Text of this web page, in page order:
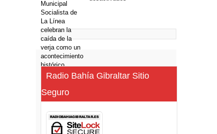
Radio Bahía Gibraltar Sitio
Seguro